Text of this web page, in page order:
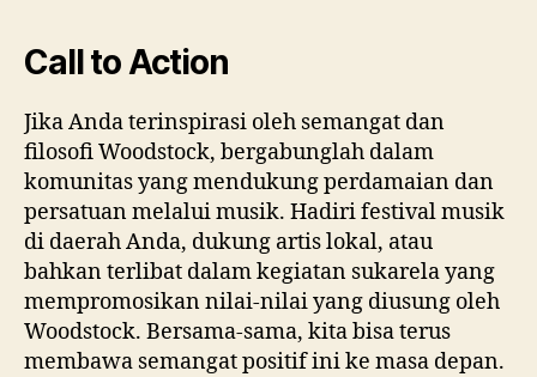
Call to Action
Jika Anda terinspirasi oleh semangat dan
filosofi Woodstock, bergabunglah dalam
komunitas yang mendukung perdamaian dan
persatuan melalui musik. Hadiri festival musik
di daerah Anda, dukung artis lokal, atau
bahkan terlibat dalam kegiatan sukarela yang
mempromosikan nilai-nilai yang diusung oleh
Woodstock. Bersama-sama, kita bisa terus
membawa semangat positif ini ke masa depan.